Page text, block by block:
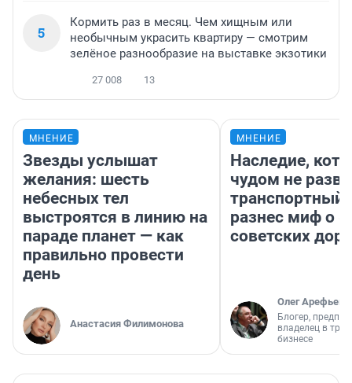
5
Кормить раз в месяц. Чем хищным или
необычным украсить квартиру — смотрим
зелёное разнообразие на выставке экзотики
27 008 13
МНЕНИЕ
Звезды услышат
желания: шесть
небесных тел
выстроятся в линию на
параде планет — как
правильно провести
день
Анастасия Филимонова
МНЕНИЕ
Наследие,
чудом не
транспортный
разнес миф о
советских
Олег Арефьев
Блогер,
владелец в
бизнесе